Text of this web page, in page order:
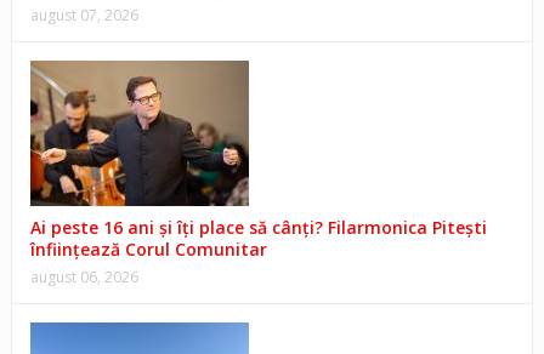
august 07, 2026
Ai peste 16 ani și îți place să cânți? Filarmonica Pitești
înființează Corul Comunitar
august 06, 2026